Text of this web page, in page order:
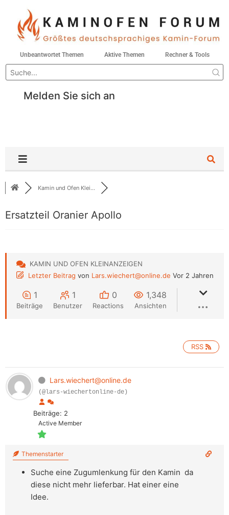
Unbeantwortet Themen Aktive Themen Rechner & Tools
Melden Sie sich an
Kamin und Ofen Klei...
Ersatzteil Oranier Apollo
KAMIN UND OFEN KLEINANZEIGEN
Letzter Beitrag von Lars.wiechert@online.de Vor 2 Jahren
1
Beiträge
1
Benutzer
0
Reactions
1,348
Ansichten
RSS
Lars.wiechert@online.de
(@lars-wiechertonline-de)
Beiträge: 2
Active Member
Themenstarter
Suche eine Zugumlenkung für den Kamin da
diese nicht mehr lieferbar. Hat einer eine
Idee.